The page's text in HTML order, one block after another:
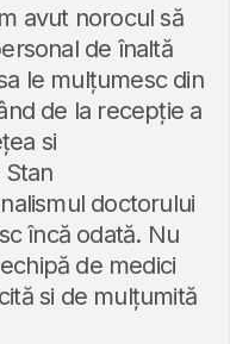
avut norocul să
de înaltă
le mulțumesc din
de la recepție a
si
doctorului
încă odată. Nu
de medici
si de mulțumită